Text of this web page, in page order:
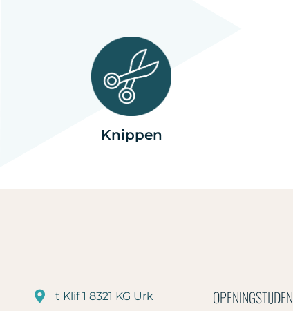
Knippen
t Klif 1 8321 KG Urk
OPENINGSTIJDEN